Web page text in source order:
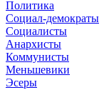
Политика
Социал-демократы
Социалисты
Анархисты
Коммунисты
Меньшевики
Эсеры